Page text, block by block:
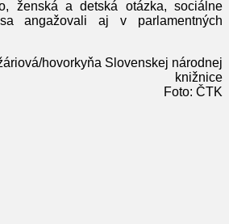
ženská a detská otázka, sociálne
angažovali aj v parlamentných
hovorkyňa Slovenskej národnej
knižnice
Foto: ČTK